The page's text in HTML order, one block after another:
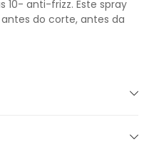
anti-frizz. Este spray
do corte, antes da